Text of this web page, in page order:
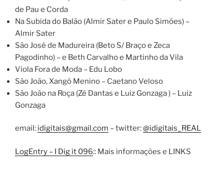
de Pau e Corda
Na Subida do Balão (Almir Sater e Paulo Simões) –
Almir Sater
São José de Madureira (Beto S/ Braço e Zeca
Pagodinho) – e Beth Carvalho e Martinho da Vila
Viola Fora de Moda – Edu Lobo
São João, Xangô Menino – Caetano Veloso
São João na Roça (Zé Dantas e Luiz Gonzaga ) – Luiz
Gonzaga
email: idigitais@gmail.com – twitter:@idigitais_REAL
LogEntry – I Dig it 096:: Mais informações e LINKS